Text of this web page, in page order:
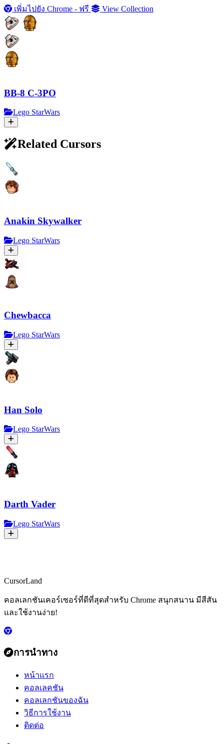
เพิ่มไปยัง Chrome - ฟรี View Collection
BB-8 C-3PO
Lego StarWars
Related Cursors
Anakin Skywalker
Lego StarWars
Chewbacca
Lego StarWars
Han Solo
Lego StarWars
Darth Vader
Lego StarWars
CursorLand
คอลเลกชันเคอร์เซอร์ที่ดีที่สุดสำหรับ Chrome สนุกสนาน มีสีสัน
และใช้งานง่าย!
การนำทาง
หน้าแรก
คอลเลคชัน
คอลเลกชันของฉัน
วิธีการใช้งาน
ติดต่อ